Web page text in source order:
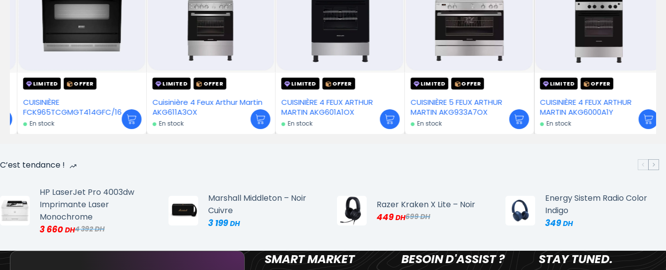
LIMITED OFFER
CUISINIÈRE 4 FEUX ARTHUR
MARTIN AKG6000A1Y
En stock
LIMITED OFFER
CUISINIÈRE
FCK965TCGMGT414GFC/16
En stock
LIMITED OFFER
Cuisinière 4 Feux Arthur Martin
AKG611A3OX
En stock
LIMITED OFFER
CUISINIÈRE 4 FEUX ARTHUR
MARTIN AKG601A1OX
En stock
LIMITED OFFER
CUISINIÈRE 5 FEUX ARTHUR
MARTIN AKG933A7OX
En stock
C’est tendance !
HP LaserJet Pro 4003dw
Imprimante Laser
Monochrome
4 392
3 660
Marshall Middleton – Noir
Cuivre
3 199
Razer Kraken X Lite – Noir
699
449
Energy Sistem Radio Color
Indigo
349
SMART MARKET BESOIN D'ASSIST ? STAY TUNED.